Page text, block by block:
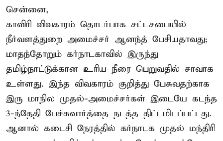
சென்னை,
காவிரி விவகாரம் தொடர்பாக சட்டசபையில்
நீர்வளத்துறை அமைச்சர் ஆனந்த் பேசியதாவது;
மாதந்தோறும் கர்நாடகாவில் இருந்து
தமிழ்நாட்டுக்கான உரிய நீரை பெறுவதில் சாவாக
உள்ளது. இந்த விவகாரம் குறித்து பேசுவதற்காக
இரு மாநில முதல்-அமைச்சர்கள் இடையே கடந்த
3-ந்தேதி பேச்சுவார்த்தை நடத்த திட்டமிடப்பட்டது.
ஆனால் கடைசி நேரத்தில் கர்நாடக முதல் மந்திரி